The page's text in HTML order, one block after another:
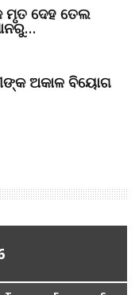
ଦେହ ତେଲ
ଅକାଳ ବିୟୋଗ